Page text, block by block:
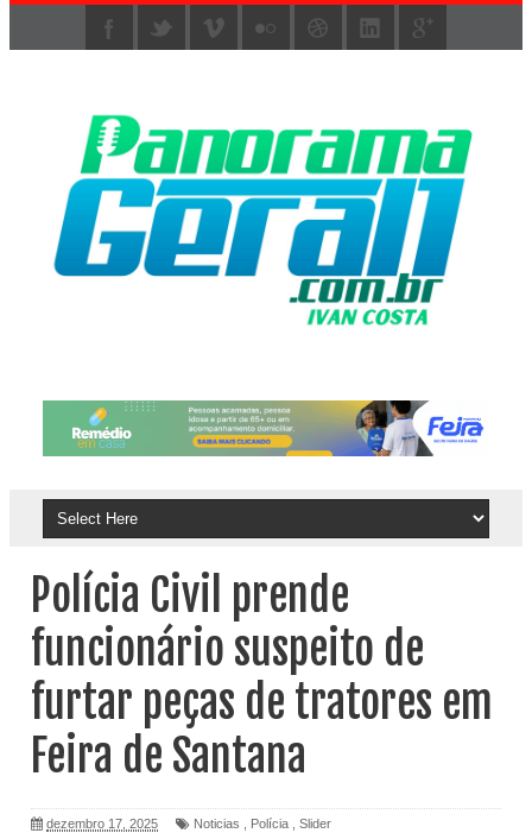
Polícia Civil prende
funcionário suspeito de
furtar peças de tratores em
Feira de Santana
dezembro 17, 2025 Noticias Polícia Slider